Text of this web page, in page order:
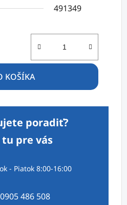
491349
KOŠÍKA
poradiť?
tu pre vás
- Piatok 8:00-16:00
0905 486 508